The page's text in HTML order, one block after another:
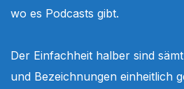
wo es Podcasts gibt.
Der Einfachheit halber sind
und Bezeichnungen einheitlich